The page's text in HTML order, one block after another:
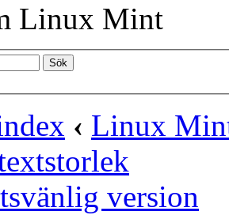
Linux Mint
‹ Linux
version